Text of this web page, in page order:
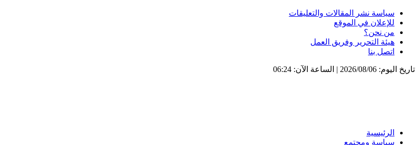
سياسة نشر المقالات والتعليقات
للإعلان في الموقع
من نحن؟
هيئة التحرير وفريق العمل
اتصل بنا
تاريخ اليوم: 2026/08/06 | الساعة الآن: 06:24
الرئيسية
سياسة ومجتمع